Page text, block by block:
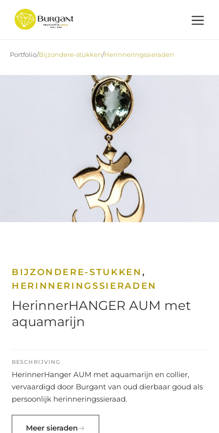
naar
Portfolio/Bijzondere-stukken/Herinneringssieraden
BIJZONDERE-STUKKEN ,
HERINNERINGSSIERADEN
HerinnerHANGER AUM met
aquamarijn
BESCHRIJVING
HerinnerHanger AUM met aquamarijn en collier,
vervaardigd door Burgant van oud dierbaar goud als
persoonlijk herinneringssieraad.
Meer sieraden